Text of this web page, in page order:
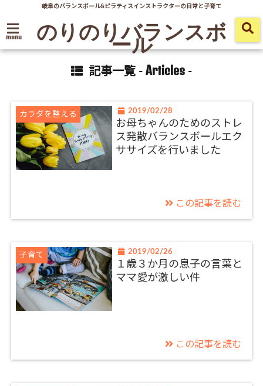
岐阜のバランスボール&ピラティスインストラクターの日常と子育て
menu のりのりバランスボ
ール
記事一覧 - Articles -
カラダを整える 2019/02/28
お母ちゃんのためのストレ
ス発散バランスボールエク
ササイズを行いました
この記事を読む
子育て 2019/02/26
１歳３か月の息子の言葉と
ママ愛が激しい件
この記事を読む